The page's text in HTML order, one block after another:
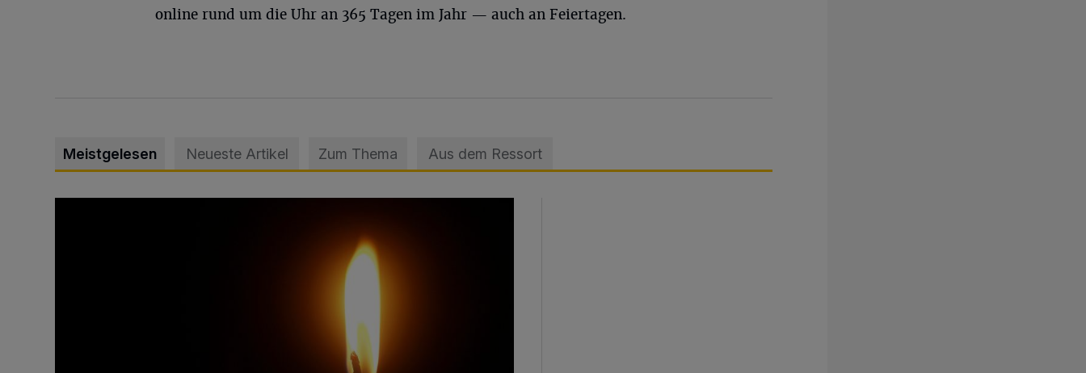
online rund um die Uhr an 365 Tagen im Jahr — auch an Feiertagen.
Meistgelesen Neueste Artikel Zum Thema Aus dem Ressort